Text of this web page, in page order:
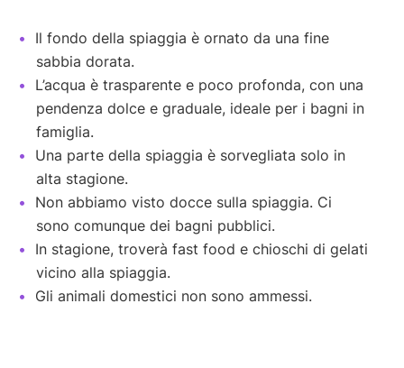
Il fondo della spiaggia è ornato da una fine
sabbia dorata.
L’acqua è trasparente e poco profonda, con una
pendenza dolce e graduale, ideale per i bagni in
famiglia.
Una parte della spiaggia è sorvegliata solo in
alta stagione.
Non abbiamo visto docce sulla spiaggia. Ci
sono comunque dei bagni pubblici.
In stagione, troverà fast food e chioschi di gelati
vicino alla spiaggia.
Gli animali domestici non sono ammessi.